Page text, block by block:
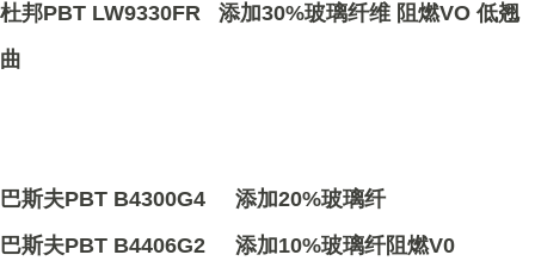
杜邦PBT LW9330FR 添加30%玻璃纤维 阻燃VO 低翘
曲
巴斯夫PBT B4300G4 添加20%玻璃纤
巴斯夫PBT B4406G2 添加10%玻璃纤阻燃V0